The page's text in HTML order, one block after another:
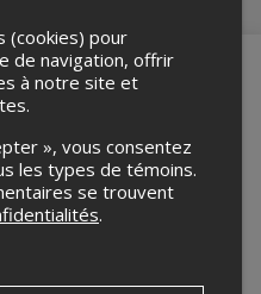
bas.
(cookies) pour
de navigation, offrir
à notre site et
», vous consentez
les types de témoins.
se trouvent
.